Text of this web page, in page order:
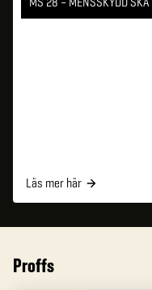
Läs mer här
Proffs